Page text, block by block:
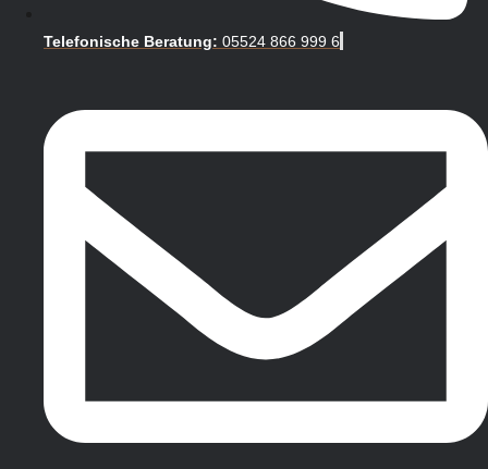
Telefonische Beratung: 05524 866 999 6